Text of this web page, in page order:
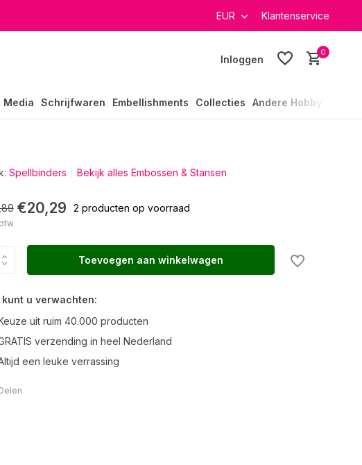
EUR Klantenservice
Inloggen
0
Media Schrijfwaren Embellishments Collecties Andere Hobby's
Spellbinders Bekijk alles Embossen & Stansen
€20,29 2 producten op voorraad
Toevoegen aan winkelwagen
kunt u verwachten:
uit ruim 40.000 producten
verzending in heel Nederland
een leuke verrassing